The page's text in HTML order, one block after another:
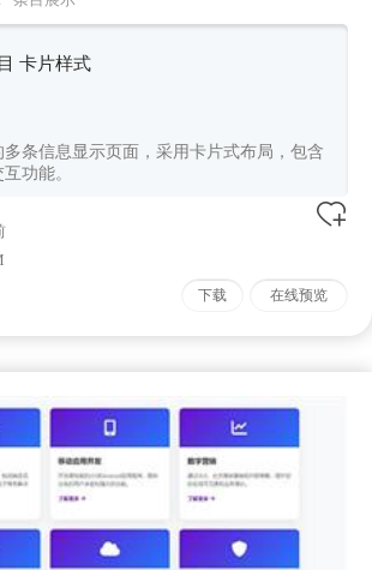
卡片样式
条信息显示页面，采用卡片式布局，包含
功能。
下载 在线预览